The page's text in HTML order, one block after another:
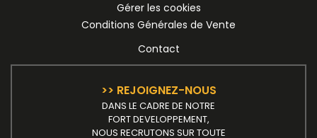
Gérer les cookies
Conditions Générales de Vente
Contact
>> REJOIGNEZ-NOUS
DANS LE CADRE DE NOTRE
FORT DEVELOPPEMENT,
NOUS RECRUTONS SUR TOUTE